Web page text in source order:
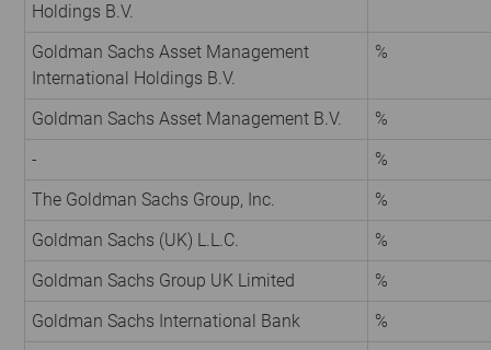
Holdings B.V.
Goldman Sachs Asset Management
International Holdings B.V.
%
Goldman Sachs Asset Management B.V.
%
-
%
The Goldman Sachs Group, Inc.
%
Goldman Sachs (UK) L.L.C.
%
Goldman Sachs Group UK Limited
%
Goldman Sachs International Bank
%